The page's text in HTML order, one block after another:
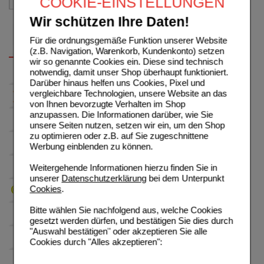
Wir schützen Ihre Daten!
Für die ordnungsgemäße Funktion unserer Website
(z.B. Navigation, Warenkorb, Kundenkonto) setzen
wir so genannte Cookies ein. Diese sind technisch
notwendig, damit unser Shop überhaupt funktioniert.
Darüber hinaus helfen uns Cookies, Pixel und
vergleichbare Technologien, unsere Website an das
von Ihnen bevorzugte Verhalten im Shop
anzupassen. Die Informationen darüber, wie Sie
unsere Seiten nutzen, setzen wir ein, um den Shop
zu optimieren oder z.B. auf Sie zugeschnittene
Werbung einblenden zu können.
Weitergehende Informationen hierzu finden Sie in
unserer Datenschutzerklärungbei dem Unterpunkt
Cookies.
Bitte wählen Sie nachfolgend aus, welche Cookies
gesetzt werden dürfen, und bestätigen Sie dies durch
"Auswahl bestätigen" oder akzeptieren Sie alle
Cookies durch "Alles akzeptieren":